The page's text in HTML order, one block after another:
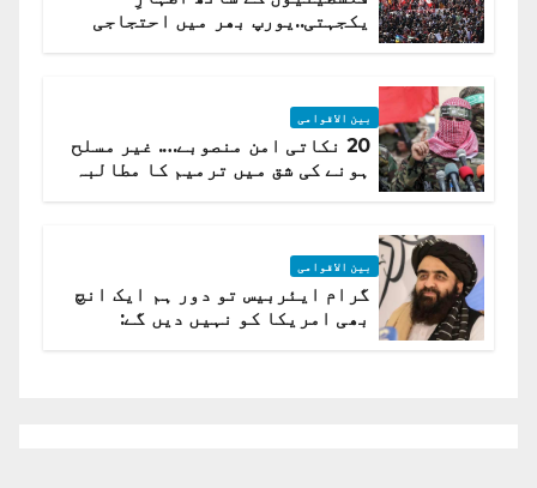
یکجہتی..یورپ بھر میں احتجاجی
بین الاقوامی
20 نکاتی امن منصوبے…. غیر مسلح
ہونے کی شق میں ترمیم کا مطالبہ
بین الاقوامی
گرام ایئربیس تو دور ہم ایک انچ
بھی امریکا کو نہیں دیں گے: